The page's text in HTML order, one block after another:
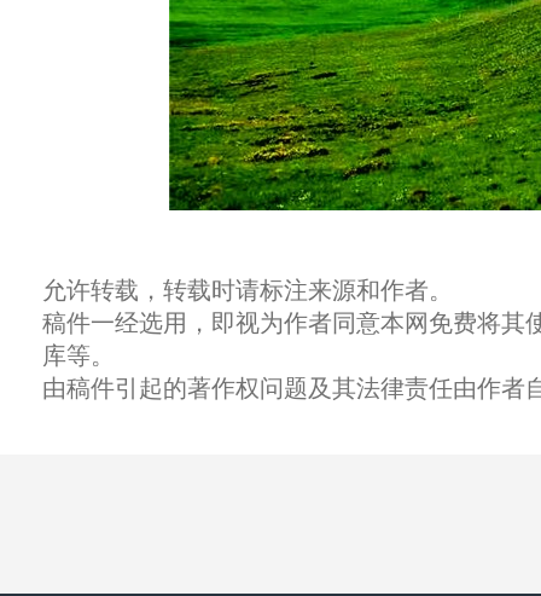
允许转载，转载时请标注来源和作者。
稿件一经选用，即视为作者同意本网免费将
库等。
由稿件引起的著作权问题及其法律责任由作者